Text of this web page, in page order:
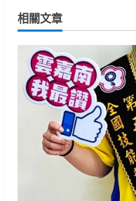
n
u
e
R
相關文章